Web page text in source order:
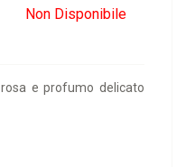
Non Disponibile
e profumo delicato